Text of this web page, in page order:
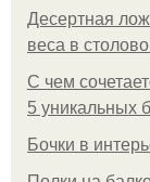
Десертная
веса в
С чем
5 уникальных
Бочки в